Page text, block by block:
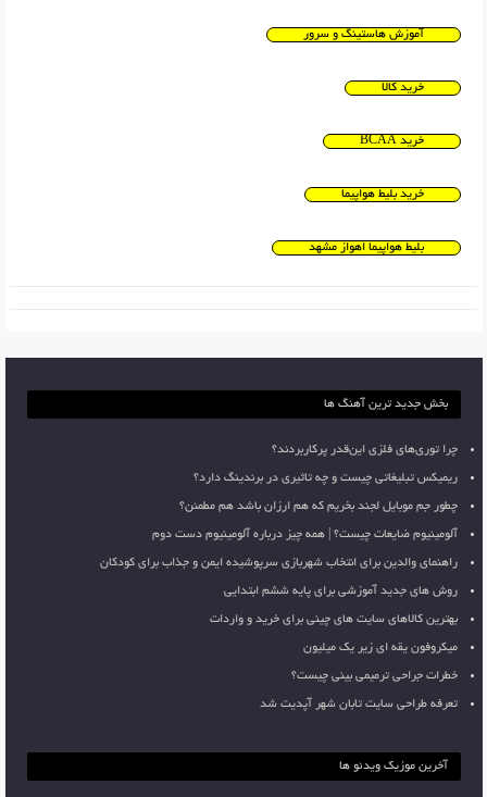
آموزش هاستینگ و سرور
خرید کالا
خرید BCAA
خرید بلیط هواپیما
بلیط هواپیما اهواز مشهد
بخش جدید ترین آهنگ ها
چرا توری‌های فلزی این‌قدر پرکاربردند؟
ریمیکس تبلیغاتی چیست و چه تاثیری در برندینگ دارد؟
چطور جم موبایل لجند بخریم که هم ارزان باشد هم مطمئن؟
آلومینیوم ضایعات چیست؟ | همه چیز درباره آلومینیوم دست دوم
راهنمای والدین برای انتخاب شهربازی سرپوشیده ایمن و جذاب برای کودکان
روش های جدید آموزشی برای پایه ششم ابتدایی
بهترین کالاهای سایت های چینی برای خرید و واردات
میکروفون یقه ای زیر یک میلیون
خطرات جراحی ترمیمی بینی چیست؟
تعرفه طراحی سایت تابان شهر آپدیت شد
آخرین موزیک ویدئو ها